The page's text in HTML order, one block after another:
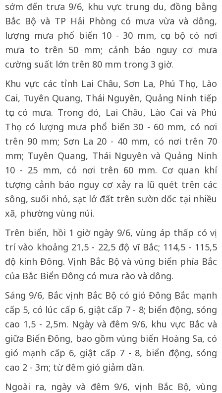
sớm đến trưa 9/6, khu vực trung du, đồng bằng
Bắc Bộ và TP Hải Phòng có mưa vừa và dông,
lượng mưa phổ biến 10 - 30 mm, cục bộ có nơi
mưa to trên 50 mm; cảnh báo nguy cơ mưa
cường suất lớn trên 80 mm trong 3 giờ.
Khu vực các tỉnh Lai Châu, Sơn La, Phú Thọ, Lào
Cai, Tuyên Quang, Thái Nguyên, Quảng Ninh tiếp
tục có mưa. Trong đó, Lai Châu, Lào Cai và Phú
Thọ có lượng mưa phổ biến 30 - 60 mm, có nơi
trên 90 mm; Sơn La 20 - 40 mm, có nơi trên 70
mm; Tuyên Quang, Thái Nguyên và Quảng Ninh
10 - 25 mm, có nơi trên 60 mm. Cơ quan khí
tượng cảnh báo nguy cơ xảy ra lũ quét trên các
sông, suối nhỏ, sạt lở đất trên sườn dốc tại nhiều
xã, phường vùng núi.
Trên biển, hồi 1 giờ ngày 9/6, vùng áp thấp có vị
trí vào khoảng 21,5 - 22,5 độ vĩ Bắc; 114,5 - 115,5
độ kinh Đông. Vịnh Bắc Bộ và vùng biển phía Bắc
của Bắc Biển Đông có mưa rào và dông.
Sáng 9/6, Bắc vịnh Bắc Bộ có gió Đông Bắc mạnh
cấp 5, có lúc cấp 6, giật cấp 7 - 8; biển động, sóng
cao 1,5 - 2,5m. Ngày và đêm 9/6, khu vực Bắc và
giữa Biển Đông, bao gồm vùng biển Hoàng Sa, có
gió mạnh cấp 6, giật cấp 7 - 8, biển động, sóng
cao 2 - 3m; từ đêm gió giảm dần.
Ngoài ra, ngày và đêm 9/6, vịnh Bắc Bộ, vùng